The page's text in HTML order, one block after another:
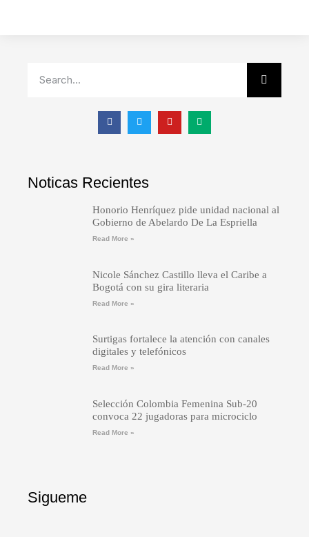
Noticas Recientes
Honorio Henríquez pide unidad nacional al
Gobierno de Abelardo De La Espriella
Read More »
Nicole Sánchez Castillo lleva el Caribe a
Bogotá con su gira literaria
Read More »
Surtigas fortalece la atención con canales
digitales y telefónicos
Read More »
Selección Colombia Femenina Sub-20
convoca 22 jugadoras para microciclo
Read More »
Sigueme